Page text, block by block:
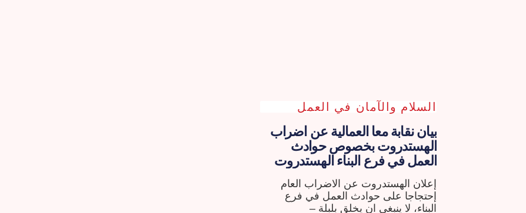
السلام والآمان في العمل
بيان نقابة معا العمالية عن اضراب
الهستدروت بخصوص حوادث
العمل في فرع البناء الهستدروت
تقتل القتيل وتمشي في جنازته
إعلان الهستدروت عن الاضراب العام
إحتجاجا على حوادث العمل في فرع
البناء، لا ينبغي ان يخلق بلبلة –